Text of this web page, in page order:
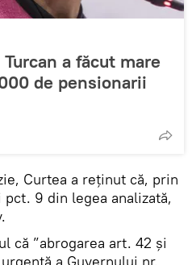
Turcan a făcut mare
de pensionarii
Curtea a reținut că, prin
9 din legea analizată,
că ”abrogarea art. 42 și
a Guvernului nr.